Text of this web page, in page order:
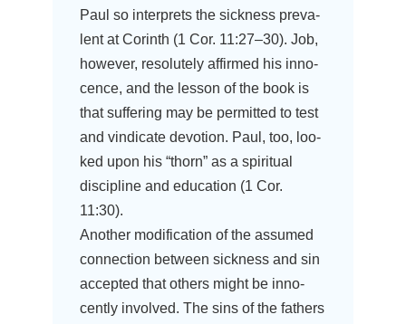
Paul so inter­prets the sick­ness pre­va­
lent at Corinth (1 Cor. 11:27–30). Job,
howe­ver, reso­lut­e­ly affirm­ed his inno­
cence, and the les­son of the book is
that suf­fe­ring may be per­mit­ted to test
and vin­di­ca­te devo­ti­on. Paul, too, loo­
ked upon his “thorn” as a spi­ri­tu­al
disci­pli­ne and edu­ca­ti­on (1 Cor.
11:30).
Ano­ther modi­fi­ca­ti­on of the assu­med
con­nec­tion bet­ween sick­ness and sin
accept­ed that others might be inno­
cent­ly invol­ved. The sins of the fathers